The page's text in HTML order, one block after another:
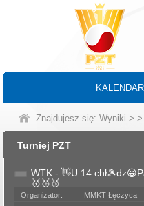
Znajdujesz się: Wyniki > >
Turniej PZT
WTK - 👋U 14
🥇🥈🥉
Organizator:
MMKT Łęczyca